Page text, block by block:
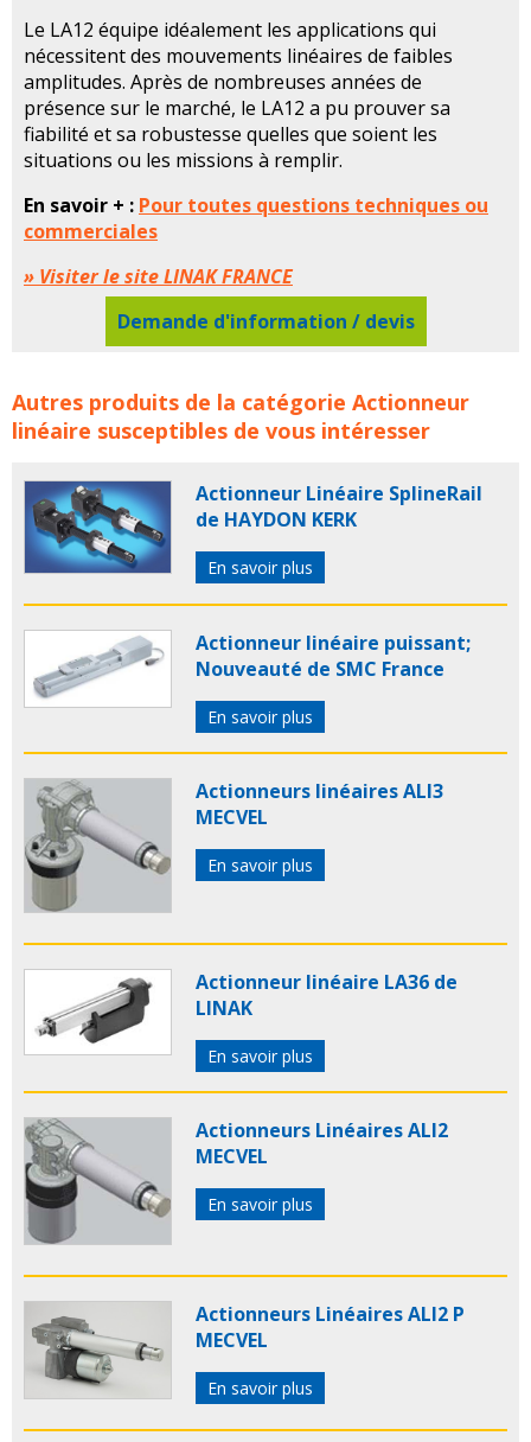
Le LA12 équipe idéalement les applications qui
nécessitent des mouvements linéaires de faibles
amplitudes. Après de nombreuses années de
présence sur le marché, le LA12 a pu prouver sa
fiabilité et sa robustesse quelles que soient les
situations ou les missions à remplir.
En savoir + : Pour toutes questions techniques ou
commerciales
» Visiter le site LINAK FRANCE
Demande d'information / devis
Actionneurs linéaires LINAK concerne les familles de
produits :linakactionneur actionneursverin
lineaireverins lineaires
actionneurs electriquesverin electrique verins
electriques
Autres produits de la catégorie Actionneur
linéaire susceptibles de vous intéresser
Actionneur Linéaire SplineRail
de HAYDON KERK
En savoir plus
Actionneur linéaire puissant;
Nouveauté de SMC France
En savoir plus
Actionneurs linéaires ALI3
MECVEL
En savoir plus
Actionneur linéaire LA36 de
LINAK
En savoir plus
Actionneurs Linéaires ALI2
MECVEL
En savoir plus
Actionneurs Linéaires ALI2 P
MECVEL
En savoir plus